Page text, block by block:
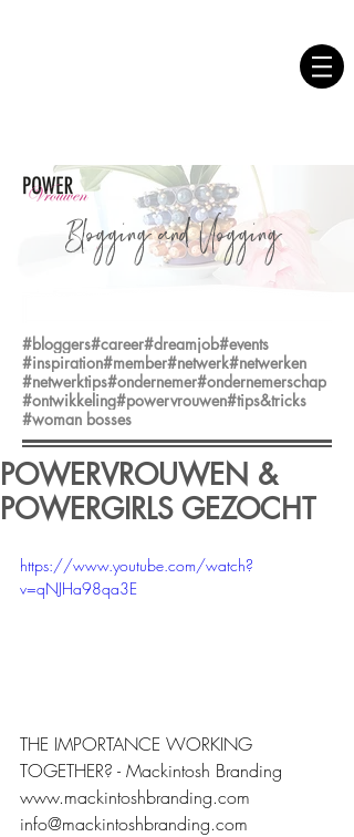
Blogging and Vlogging
#bloggers#career#dreamjob#events
#inspiration#member#netwerk#netwerken
#netwerktips#ondernemer#ondernemerschap
#ontwikkeling#powervrouwen#tips&tricks
#woman bosses
POWERVROUWEN &
POWERGIRLS GEZOCHT
https://www.youtube.com/watch?
v=qNJHa98qa3E
THE IMPORTANCE WORKING
TOGETHER? - Mackintosh Branding
www.mackintoshbranding.com
info@mackintoshbranding.com